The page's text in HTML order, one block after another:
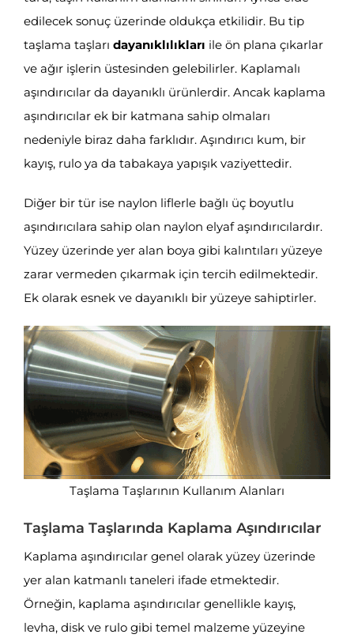
edilecek sonuç üzerinde oldukça etkilidir. Bu tip
taşlama taşları dayanıklılıkları ile ön plana çıkarlar
ve ağır işlerin üstesinden gelebilirler. Kaplamalı
aşındırıcılar da dayanıklı ürünlerdir. Ancak kaplama
aşındırıcılar ek bir katmana sahip olmaları
nedeniyle biraz daha farklıdır. Aşındırıcı kum, bir
kayış, rulo ya da tabakaya yapışık vaziyettedir.
Diğer bir tür ise naylon liflerle bağlı üç boyutlu
aşındırıcılara sahip olan naylon elyaf aşındırıcılardır.
Yüzey üzerinde yer alan boya gibi kalıntıları yüzeye
zarar vermeden çıkarmak için tercih edilmektedir.
Ek olarak esnek ve dayanıklı bir yüzeye sahiptirler.
Taşlama Taşlarının Kullanım Alanları
Taşlama Taşlarında Kaplama Aşındırıcılar
Kaplama aşındırıcılar genel olarak yüzey üzerinde
yer alan katmanlı taneleri ifade etmektedir.
Örneğin, kaplama aşındırıcılar genellikle kayış,
levha, disk ve rulo gibi temel malzeme yüzeyine